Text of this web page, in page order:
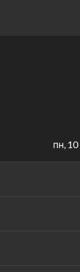
пн, 10